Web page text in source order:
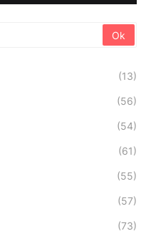
(13)
(56)
(54)
(61)
(55)
(57)
(73)